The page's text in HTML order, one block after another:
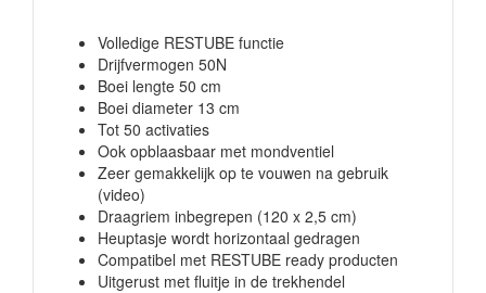
Volledige RESTUBE functie
Drijfvermogen 50N
Boei lengte 50 cm
Boei diameter 13 cm
Tot 50 activaties
Ook opblaasbaar met mondventiel
Zeer gemakkelijk op te vouwen na gebruik
(video)
Draagriem inbegrepen (120 x 2,5 cm)
Heuptasje wordt horizontaal gedragen
Compatibel met RESTUBE ready producten
Uitgerust met fluitje in de trekhendel